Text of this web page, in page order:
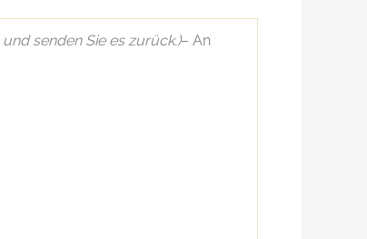
senden Sie es zurück.)– An